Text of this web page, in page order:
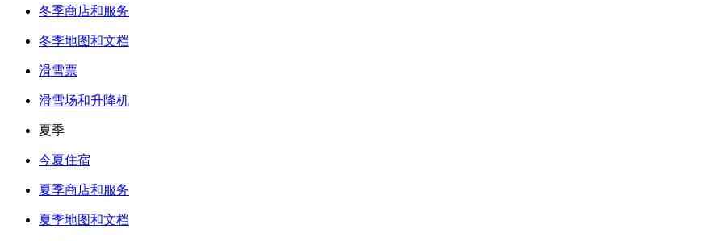
冬季商店和服务
冬季地图和文档
滑雪票
滑雪场和升降机
夏季
今夏住宿
夏季商店和服务
夏季地图和文档